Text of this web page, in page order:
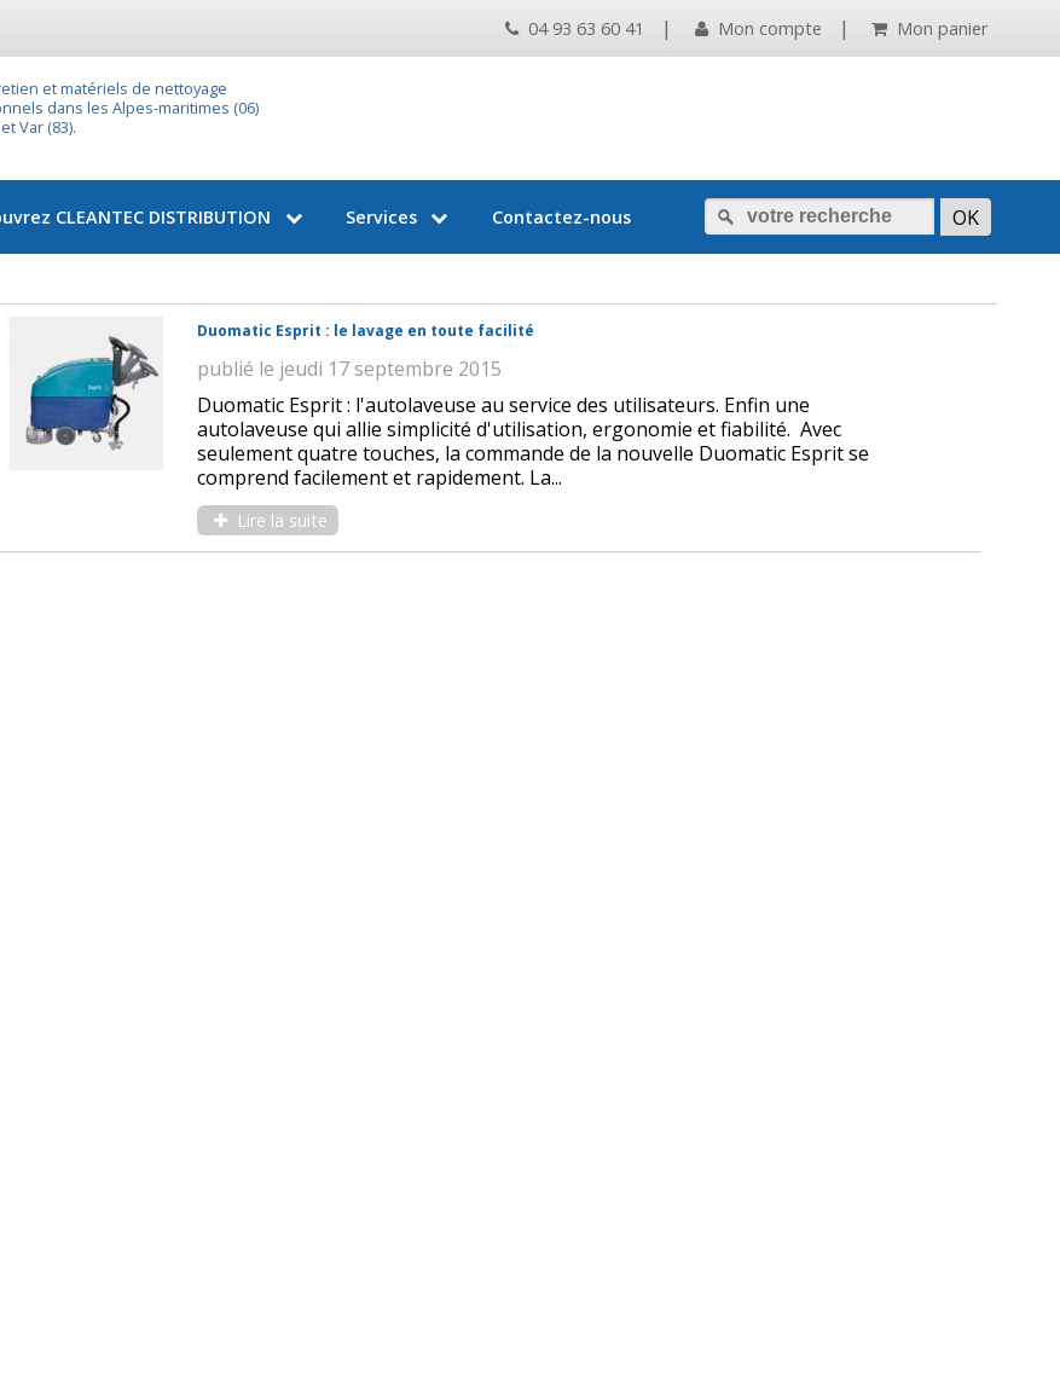
04 93 63 60 41 | Mon compte | Mon panier
et matériels de nettoyage
dans les Alpes-maritimes (06)
Var (83).
CLEANTEC DISTRIBUTION Services Contactez-nous
Duomatic Esprit : le lavage en toute facilité
publié le jeudi 17 septembre 2015
Duomatic Esprit : l'autolaveuse au service des utilisateurs. Enfin une
autolaveuse qui allie simplicité d'utilisation, ergonomie et fiabilité. Avec
seulement quatre touches, la commande de la nouvelle Duomatic Esprit se
comprend facilement et rapidement. La...
Lire la suite